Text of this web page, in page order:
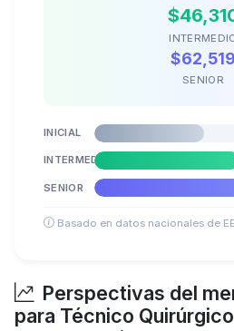
$62,519
SENIOR
INICIAL
INTERMEDIO
SENIOR
Basado en datos nacionales de
Perspectivas del
para Técnico